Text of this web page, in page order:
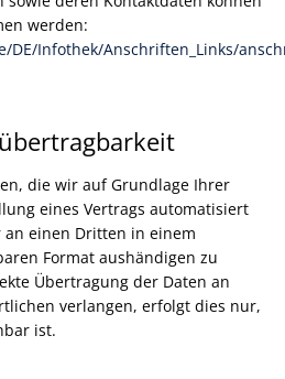
werden:
Infothek/Anschriften_Links/
die wir auf Grundlage Ihrer
eines Vertrags automatisiert
einen Dritten in einem
Format aushändigen zu
Übertragung der Daten an
verlangen, erfolgt dies nur,
ist.